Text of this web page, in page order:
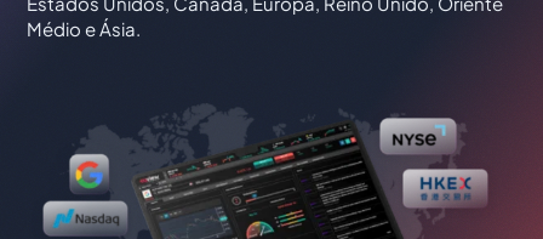
Médio e Ásia.